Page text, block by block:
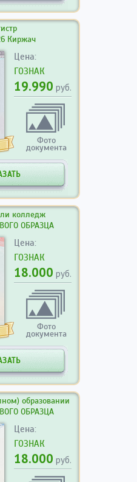
Киржач
Цена:
ГОЗНАК
19.990 руб.
Фото
документа
колледж
ОБРАЗЦА
Цена:
ГОЗНАК
18.000 руб.
Фото
документа
образовании
ОБРАЗЦА
Цена:
ГОЗНАК
18.000 руб.